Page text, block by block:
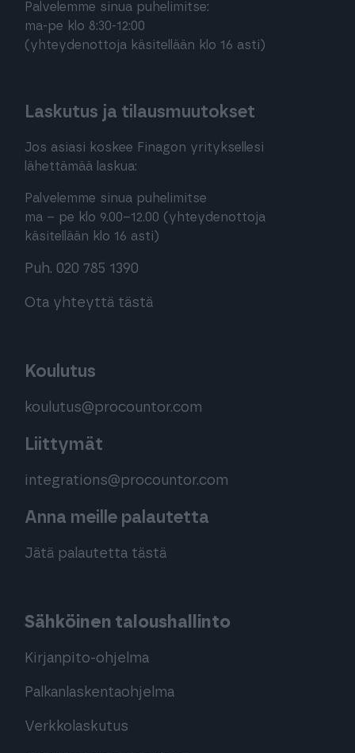
Palvelemme sinua puhelimitse:
ma-pe klo 8:30-12:00
(yhteydenottoja käsitellään klo 16 asti)
Laskutus ja tilausmuutokset
Jos asiasi koskee Finagon yrityksellesi
lähettämää laskua:
Palvelemme sinua puhelimitse
ma – pe klo 9.00–12.00 (yhteydenottoja
käsitellään klo 16 asti)
Puh. 020 785 1390
Ota yhteyttä tästä
Koulutus
koulutus@procountor.com
Liittymät
integrations@procountor.com
Anna meille palautetta
Jätä palautetta tästä
Sähköinen taloushallinto
Kirjanpito-ohjelma
Palkanlaskentaohjelma
Verkkolaskutus